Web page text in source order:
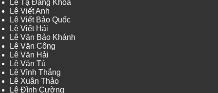
Lê Tạ Đăng Khoa
Lê Viết Anh
Lê Viết Bảo Quốc
Lê Viết Hải
Lê Văn Bảo Khánh
Lê Văn Công
Lê Văn Hải
Lê Văn Tú
Lê Vĩnh Thắng
Lê Xuân Thảo
Lê Đình Cường